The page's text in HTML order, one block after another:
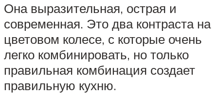
Она выразительная, острая и
современная. Это два контраста на
цветовом колесе, с которые очень
легко комбинировать, но только
правильная комбинация создает
правильную кухню.